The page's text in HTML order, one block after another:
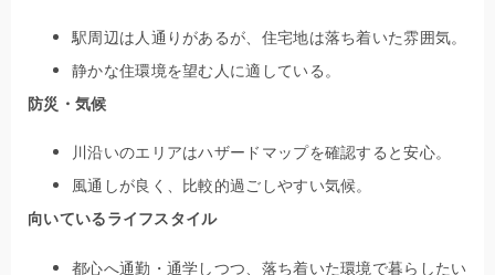
駅周辺は人通りがあるが、住宅地は落ち着いた雰囲気。
静かな住環境を望む人に適している。
防災・気候
川沿いのエリアはハザードマップを確認すると安心。
風通しが良く、比較的過ごしやすい気候。
向いているライフスタイル
都心へ通勤・通学しつつ、落ち着いた環境で暮らしたい